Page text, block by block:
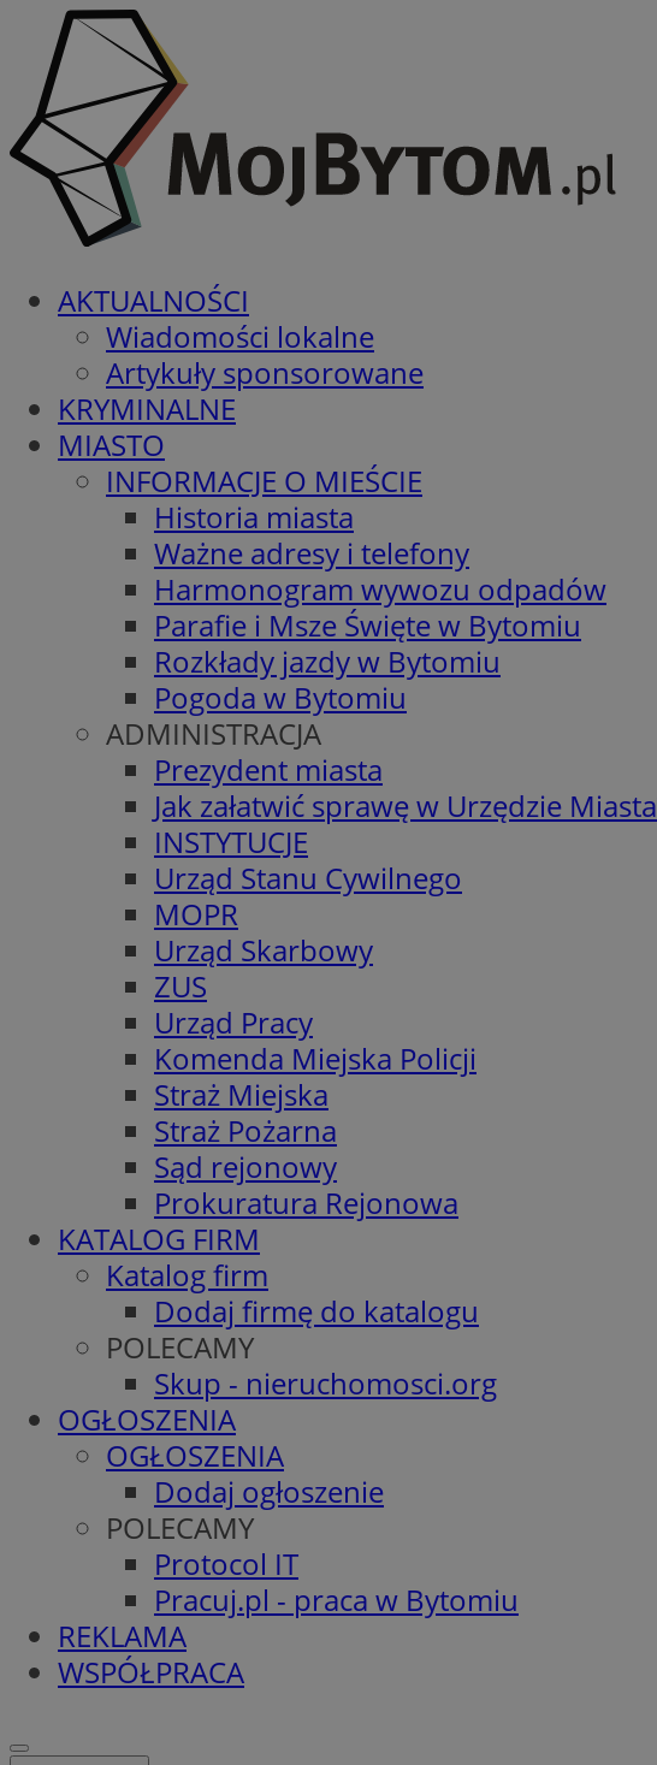
AKTUALNOŚCI
Wiadomości lokalne
Artykuły sponsorowane
KRYMINALNE
MIASTO
INFORMACJE O MIEŚCIE
Historia miasta
Ważne adresy i telefony
Harmonogram wywozu odpadów
Parafie i Msze Święte w Bytomiu
Rozkłady jazdy w Bytomiu
Pogoda w Bytomiu
ADMINISTRACJA
Prezydent miasta
Jak załatwić sprawę w Urzędzie
INSTYTUCJE
Urząd Stanu Cywilnego
MOPR
Urząd Skarbowy
ZUS
Urząd Pracy
Komenda Miejska Policji
Straż Miejska
Straż Pożarna
Sąd rejonowy
Prokuratura Rejonowa
KATALOG FIRM
Katalog firm
Dodaj firmę do katalogu
POLECAMY
Skup - nieruchomosci.org
OGŁOSZENIA
OGŁOSZENIA
Dodaj ogłoszenie
POLECAMY
Protocol IT
Pracuj.pl - praca w Bytomiu
REKLAMA
WSPÓŁPRACA